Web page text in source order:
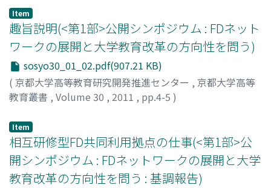
Item
趣旨説明(<第1部>公開シンポジウム : FDネット
ワークの展開と大学教育改革の方向性を問う)
sosyo30_01_02.pdf(907.21 KB)
( 京都大学高等教育研究開発推進センター , 京都大学高等
教育叢書 , Volume 30 , 2011 , pp.4-5 )
Item
相互研修型FD共同利用拠点の仕事(<第1部>公
開シンポジウム : FDネットワークの展開と大学
教育改革の方向性を問う : 基調報告)